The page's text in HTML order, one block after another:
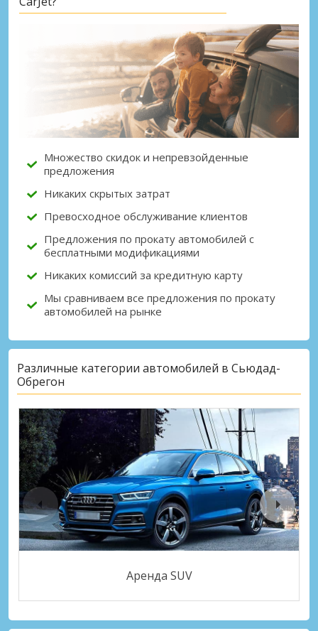
Множество скидок и непревзойденные
предложения
Никаких скрытых затрат
Превосходное обслуживание клиентов
Предложения по прокату автомобилей с
бесплатными модификациями
Никаких комиссий за кредитную карту
Мы сравниваем все предложения по прокату
автомобилей на рынке
Различные категории автомобилей в Сьюдад-
Обрегон
Аренда SUV
предложениям партнёров
Войти с помощью eLink